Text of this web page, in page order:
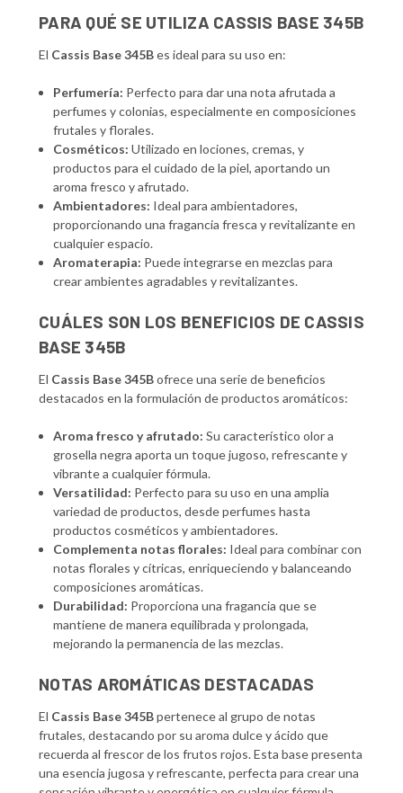
PARA QUÉ SE UTILIZA CASSIS BASE 345B
El Cassis Base 345Bes ideal para su uso en:
Perfumería: Perfecto para dar una nota afrutada a
perfumes y colonias, especialmente en composiciones
frutales y florales.
Cosméticos: Utilizado en lociones, cremas, y
productos para el cuidado de la piel, aportando un
aroma fresco y afrutado.
Ambientadores: Ideal para ambientadores,
proporcionando una fragancia fresca y revitalizante en
cualquier espacio.
Aromaterapia: Puede integrarse en mezclas para
crear ambientes agradables y revitalizantes.
CUÁLES SON LOS BENEFICIOS DE CASSIS
BASE 345B
El Cassis Base 345Bofrece una serie de beneficios
destacados en la formulación de productos aromáticos:
Aroma fresco y afrutado: Su característico olor a
grosella negra aporta un toque jugoso, refrescante y
vibrante a cualquier fórmula.
Versatilidad: Perfecto para su uso en una amplia
variedad de productos, desde perfumes hasta
productos cosméticos y ambientadores.
Complementa notas florales: Ideal para combinar con
notas florales y cítricas, enriqueciendo y balanceando
composiciones aromáticas.
Durabilidad: Proporciona una fragancia que se
mantiene de manera equilibrada y prolongada,
mejorando la permanencia de las mezclas.
NOTAS AROMÁTICAS DESTACADAS
El Cassis Base 345Bpertenece al grupo de notas
frutales, destacando por su aroma dulce y ácido que
recuerda al frescor de los frutos rojos. Esta base presenta
una esencia jugosa y refrescante, perfecta para crear una